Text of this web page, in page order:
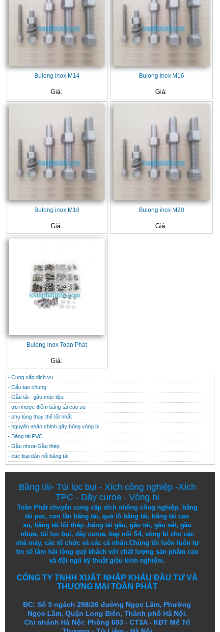
Bulong inox M14
Giá:
Bulong inox M16
Giá:
Bulong inox M18
Giá:
Bulong inox M20
Giá:
Bulong inox Toàn Phát
Giá:
CONTACT
THÔNG TIN HỮU ÍCH
- Cung cấp dịch vụ
- Cấu tạo chung
- Gầu tải - gầu múc liệu
- ưu nhược điểm băng tải cao su
- phụ tùng thay thế tốt nhất
- nguyên nhân chính gây hỏng vòng bi
- Băng tải PVC
- Gầu nhưa-Gầu thép
- các loại dán nối băng tải
Băng tải- Túi lọc bụi - Xích công nghiệp-Xích
TPC - Dây curoa - Vòng bi
Toàn Phát chuyên cung cấp xích nhông công nghiệp, băng
tải pvc,con lăn băng tải,quả lô băng tải, băng tải cao
su, băng tải lõi thép,băng tải gầu, gầu tải, gầu sắt, gầu
nhựa, túi lọc bụi, dây curoa, kẹp nối S4, vòng bi cho các
nhà máy, các tổ chức và các cá nhân.Chúng tôi luôn luôn tự
tin sẽ làm hài lòng quý khách với chất lượng sảnphẩm cao
và đội ngũ kỹ thuật giàu kinh nghiệm.
CÔNG TY TNHH XUẤT NHẬP KHẨU ĐẦU TƯ VÀ
THƯƠNG MẠI TOÀN PHÁT
ĐC: Số 5 ngách 298/26 đường Ngọc Lâm, Phường
Ngọc Lâm, Quận Long Biên, Thành phố Hà Nội.
Chi nhánh Hà Nội: Phòng 603 - CT3A - KĐT Mễ Trì